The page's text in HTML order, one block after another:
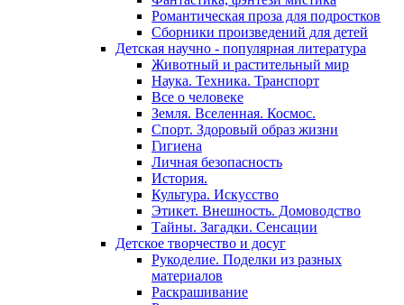
Романтическая проза для подростков
Сборники произведений для детей
Детская научно - популярная литература
Животный и растительный мир
Наука. Техника. Транспорт
Все о человеке
Земля. Вселенная. Космос.
Спорт. Здоровый образ жизни
Гигиена
Личная безопасность
История.
Культура. Искусство
Этикет. Внешность. Домоводство
Тайны. Загадки. Сенсации
Детское творчество и досуг
Рукоделие. Поделки из разных
материалов
Раскрашивание